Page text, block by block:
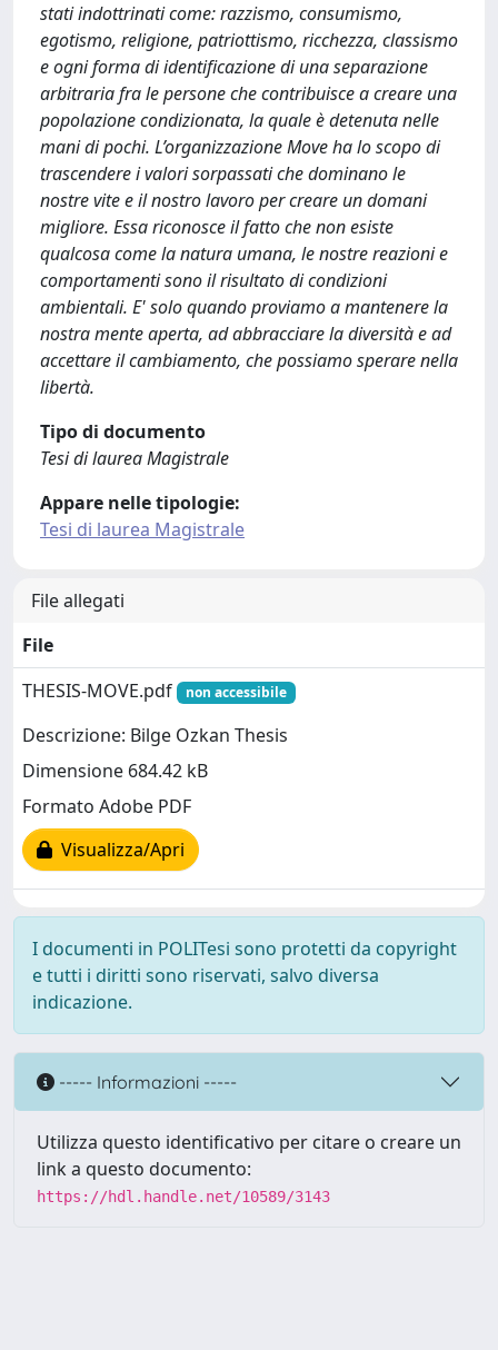
stati indottrinati come: razzismo, consumismo,
egotismo, religione, patriottismo, ricchezza, classismo
e ogni forma di identificazione di una separazione
arbitraria fra le persone che contribuisce a creare una
popolazione condizionata, la quale è detenuta nelle
mani di pochi. L’organizzazione Move ha lo scopo di
trascendere i valori sorpassati che dominano le
nostre vite e il nostro lavoro per creare un domani
migliore. Essa riconosce il fatto che non esiste
qualcosa come la natura umana, le nostre reazioni e
comportamenti sono il risultato di condizioni
ambientali. E' solo quando proviamo a mantenere la
nostra mente aperta, ad abbracciare la diversità e ad
accettare il cambiamento, che possiamo sperare nella
libertà.
Tipo di documento
Tesi di laurea Magistrale
Appare nelle tipologie:
Tesi di laurea Magistrale
File allegati
File
THESIS-MOVE.pdf
non accessibile
Descrizione: Bilge Ozkan Thesis
Dimensione 684.42 kB
Formato Adobe PDF
Visualizza/Apri
I documenti in POLITesi sono protetti da copyright
e tutti i diritti sono riservati, salvo diversa
indicazione.
----- Informazioni -----
Utilizza questo identificativo per citare o creare un
link a questo documento:
https://hdl.handle.net/10589/3143